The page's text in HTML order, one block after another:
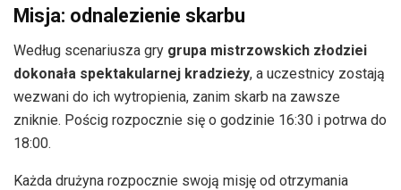
Misja: odnalezienie skarbu
Według scenariusza gry grupa mistrzowskich złodziei
dokonała spektakularnej kradzieży, a uczestnicy zostają
wezwani do ich wytropienia, zanim skarb na zawsze
zniknie. Pościg rozpocznie się o godzinie 16:30 i potrwa do
18:00.
Każda drużyna rozpocznie swoją misję od otrzymania